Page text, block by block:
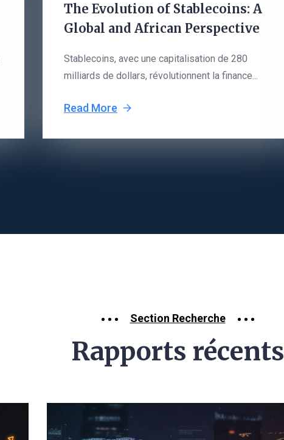
The Evolution of Stablecoins: A
Global and African Perspective
Stablecoins, avec une capitalisation de 280
milliards de dollars, révolutionnent la finance...
Read More
Section Recherche
Rapports récents